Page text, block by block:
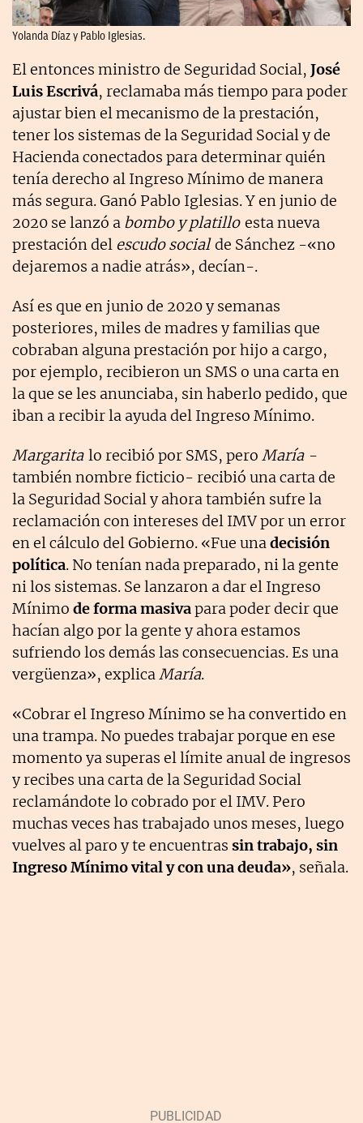
Yolanda Díaz y Pablo Iglesias.
El entonces ministro de Seguridad Social, José
Luis Escrivá, reclamaba más tiempo para poder
ajustar bien el mecanismo de la prestación,
tener los sistemas de la Seguridad Social y de
Hacienda conectados para determinar quién
tenía derecho al Ingreso Mínimo de manera
más segura. Ganó Pablo Iglesias. Y en junio de
2020 se lanzó a bombo y platillo esta nueva
prestación del escudo socialde Sánchez -«no
dejaremos a nadie atrás», decían-.
Así es que en junio de 2020 y semanas
posteriores, miles de madres y familias que
cobraban alguna prestación por hijo a cargo,
por ejemplo, recibieron un SMS o una carta en
la que se les anunciaba, sin haberlo pedido, que
iban a recibir la ayuda del Ingreso Mínimo.
Margarita lo recibió por SMS, pero María -
también nombre ficticio- recibió una carta de
la Seguridad Social y ahora también sufre la
reclamación con intereses del IMV por un error
en el cálculo del Gobierno. «Fue una decisión
política. No tenían nada preparado, ni la gente
ni los sistemas. Se lanzaron a dar el Ingreso
Mínimo de forma masivapara poder decir que
hacían algo por la gente y ahora estamos
sufriendo los demás las consecuencias. Es una
vergüenza», explica María.
«Cobrar el Ingreso Mínimo se ha convertido en
una trampa. No puedes trabajar porque en ese
momento ya superas el límite anual de ingresos
y recibes una carta de la Seguridad Social
reclamándote lo cobrado por el IMV. Pero
muchas veces has trabajado unos meses, luego
vuelves al paro y te encuentras sin trabajo, sin
Ingreso Mínimo vital y con una deuda», señala.